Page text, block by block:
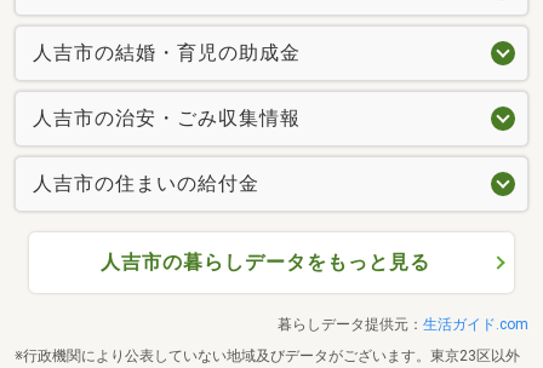
人吉市の結婚・育児の助成金
人吉市の治安・ごみ収集情報
人吉市の住まいの給付金
人吉市の暮らしデータをもっと見る
暮らしデータ提供元： 生活ガイド.com
※行政機関により公表していない地域及びデータがございます。東京23区以外